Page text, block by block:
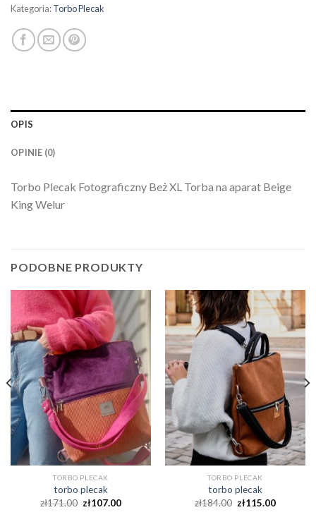
Kategoria:Torbo Plecak
OPIS
OPINIE (0)
Torbo Plecak Fotograficzny Beż XL Torba na aparat Beige
King Welur
PODOBNE PRODUKTY
TORBO PLECAK
torbo plecak
zł171.00 zł107.00
TORBO PLECAK
torbo plecak
zł184.00 zł115.00